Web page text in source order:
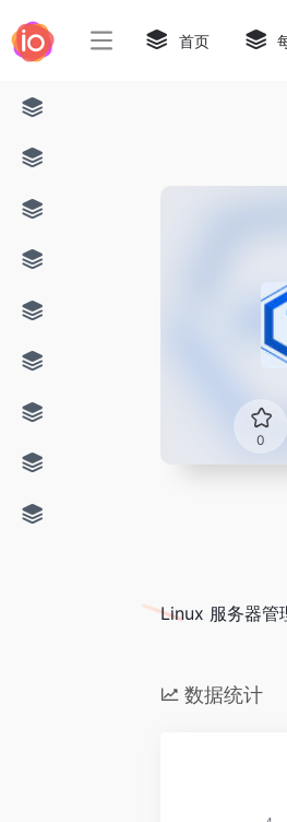
首页
0
Linux 服务器管
数据统计